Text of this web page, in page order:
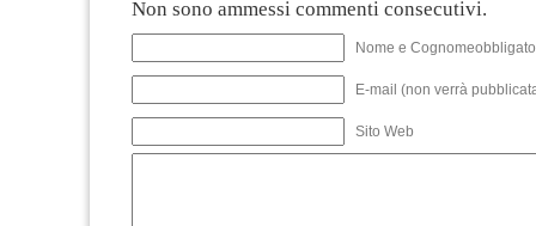
Non sono ammessi commenti consecutivi.
Nome e
E-mail (non verrà
Sito Web